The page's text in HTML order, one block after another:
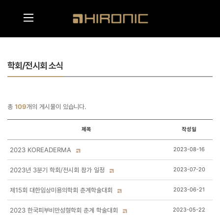
학회/전시회 소식
총 109개의 게시물이 있습니다.
제목 작성일
2023 KOREADERMA 2023-08-16
2023년 3분기 학회/전시회 참가 일정 2023-07-20
제15회 대한임상미용의학회 춘계학술대회 2023-06-21
2023 한국피부비만성형학회 춘계 학술대회 2023-05-22